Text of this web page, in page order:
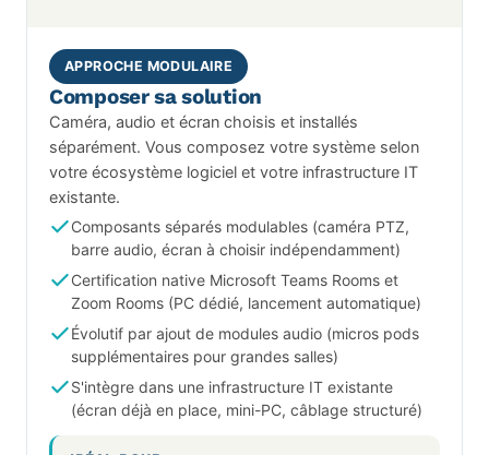
APPROCHE MODULAIRE
Composer sa solution
Caméra, audio et écran choisis et installés
séparément. Vous composez votre système selon
votre écosystème logiciel et votre infrastructure IT
existante.
Composants séparés modulables (caméra PTZ,
barre audio, écran à choisir indépendamment)
Certification native Microsoft Teams Rooms et
Zoom Rooms (PC dédié, lancement automatique)
Évolutif par ajout de modules audio (micros pods
supplémentaires pour grandes salles)
S'intègre dans une infrastructure IT existante
(écran déjà en place, mini-PC, câblage structuré)